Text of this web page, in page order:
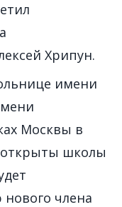
Хрипун.
имени
Москвы в
открыты школы
члена